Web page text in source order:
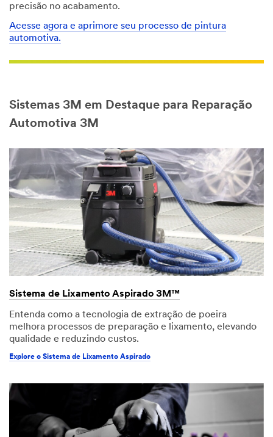
precisão no acabamento.
Acesse agora e aprimore seu processo de pintura
automotiva.
Sistemas 3M em Destaque para Reparação
Automotiva 3M
Sistema de Lixamento Aspirado 3M™
Entenda como a tecnologia de extração de poeira
melhora processos de preparação e lixamento, elevando
qualidade e reduzindo custos.
Explore o Sistema de Lixamento Aspirado